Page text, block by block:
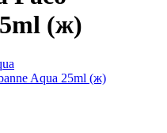
(ж)